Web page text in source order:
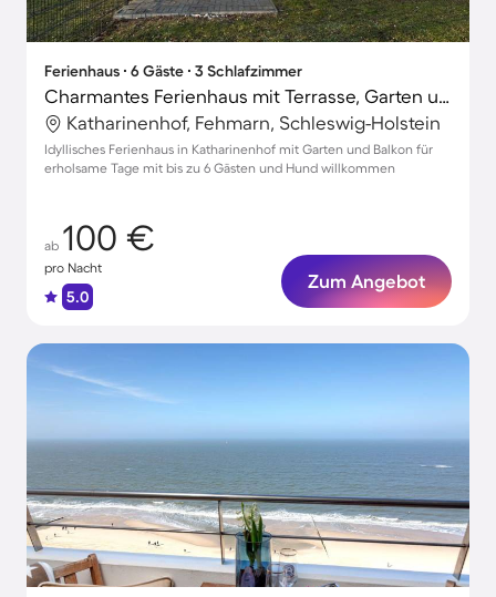
Ferienhaus ∙ 6 Gäste ∙ 3 Schlafzimmer
Charmantes Ferienhaus mit Terrasse, Garten und Grill | Hunde erlaubt
Katharinenhof, Fehmarn, Schleswig-Holstein
Idyllisches Ferienhaus in Katharinenhof mit Garten und Balkon für
erholsame Tage mit bis zu 6 Gästen und Hund willkommen
ab 100 €
pro Nacht
5.0
Zum Angebot